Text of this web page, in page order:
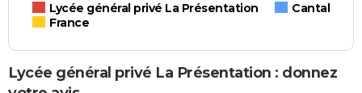
Lycée général privé La Présentation
Cantal
France
Lycée général privé La Présentation : donnez